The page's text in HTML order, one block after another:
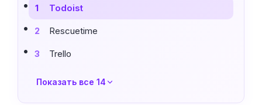
1 Todoist
2 Rescuetime
3 Trello
Показать все 14